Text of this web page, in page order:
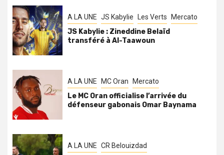
A LA UNE JS Kabylie Les Verts Mercato
JS Kabylie : Zineddine Belaïd
transféré à Al-Taawoun
A LA UNE MC Oran Mercato
Le MC Oran officialise l’arrivée du
défenseur gabonais Omar Baynama
A LA UNE CR Belouizdad